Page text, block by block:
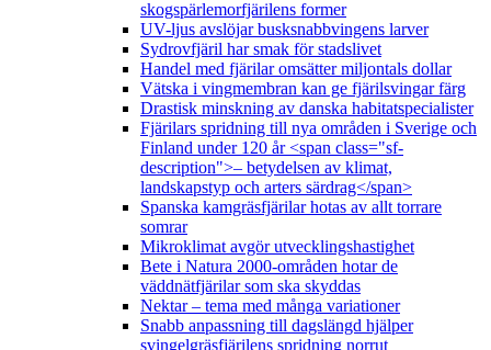
skogspärlemorfjärilens former
UV-ljus avslöjar busksnabbvingens larver
Sydrovfjäril har smak för stadslivet
Handel med fjärilar omsätter miljontals dollar
Vätska i vingmembran kan ge fjärilsvingar färg
Drastisk minskning av danska habitatspecialister
Fjärilars spridning till nya områden i Sverige och
Finland under 120 år <span class="sf-
description">– betydelsen av klimat,
landskapstyp och arters särdrag</span>
Spanska kamgräsfjärilar hotas av allt torrare
somrar
Mikroklimat avgör utvecklingshastighet
Bete i Natura 2000-områden hotar de
väddnätfjärilar som ska skyddas
Nektar – tema med många variationer
Snabb anpassning till dagslängd hjälper
svingelgräsfjärilens spridning norrut